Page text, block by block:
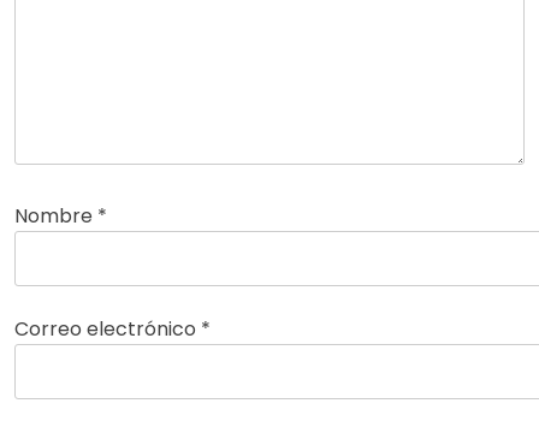
Nombre *
Correo electrónico *